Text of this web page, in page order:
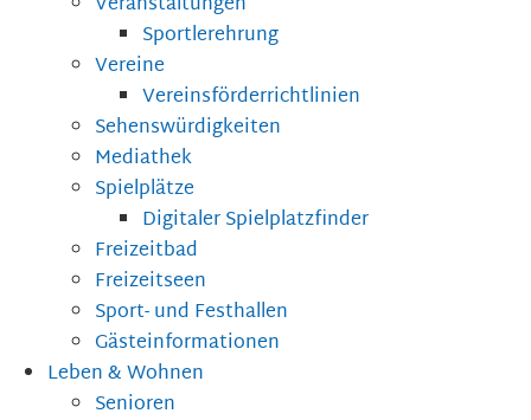
Sportlerehrung
Vereine
Vereinsförderrichtlinien
Sehenswürdigkeiten
Mediathek
Spielplätze
Digitaler Spielplatzfinder
Freizeitbad
Freizeitseen
Sport- und Festhallen
Gästeinformationen
Leben & Wohnen
Senioren